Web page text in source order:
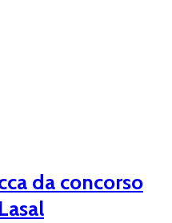
da concorso